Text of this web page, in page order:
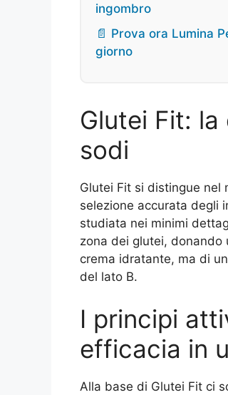
ingombro
📄 Prova ora Lumina
giorno
Glutei Fit:
sodi
Glutei Fit si distingue nel
selezione accurata degli
studiata nei minimi
zona dei glutei, donando
crema idratante, ma di
del lato B.
I principi
efficacia in
Alla base di Glutei Fit ci